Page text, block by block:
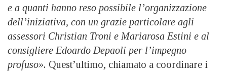
e a quanti hanno reso possibile l’organizzazione
dell’iniziativa, con un grazie particolare agli
assessori Christian Troni e Mariarosa Estini e al
consigliere Edoardo Depaoli per l’impegno
profuso». Quest’ultimo, chiamato a coordinare i